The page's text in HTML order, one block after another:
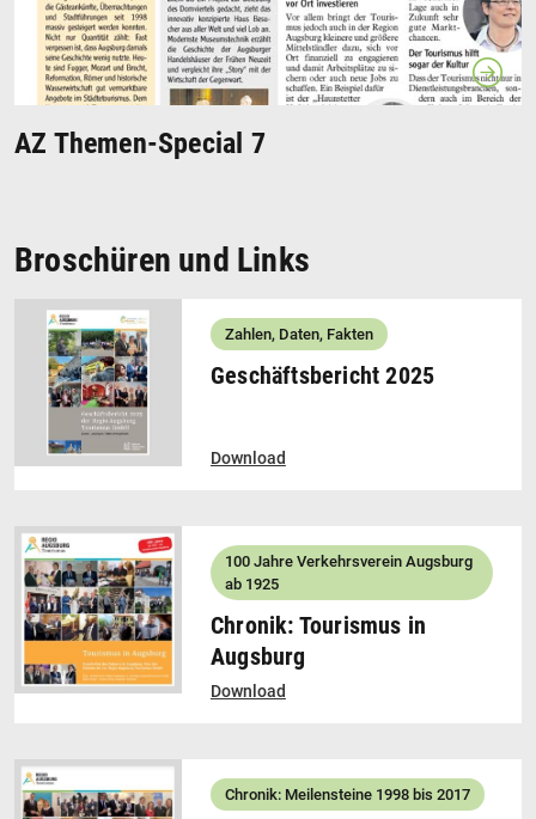
AZ Themen-Special 7
Broschüren und Links
Zahlen, Daten, Fakten
Geschäftsbericht 2025
Download
100 Jahre Verkehrsverein Augsburg
ab 1925
Chronik: Tourismus in
Augsburg
Download
Chronik: Meilensteine 1998 bis 2017